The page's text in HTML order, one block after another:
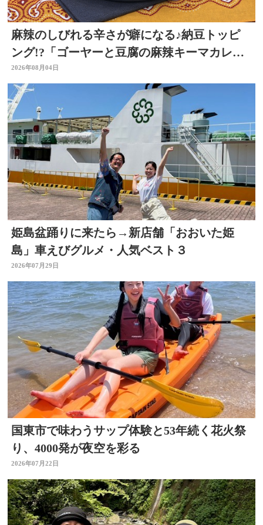
麻辣のしびれる辛さが癖になる♪納豆トッピ
ング!?「ゴーヤーと豆腐の麻辣キーマカレ
ー」～開店！キッチン別府ちゃん～
2026年08月04日
姫島盆踊りに来たら→新店舗「おおいた姫
島」車えびグルメ・人気ベスト３
2026年07月29日
国東市で味わうサップ体験と53年続く花火祭
り、4000発が夜空を彩る
2026年07月22日